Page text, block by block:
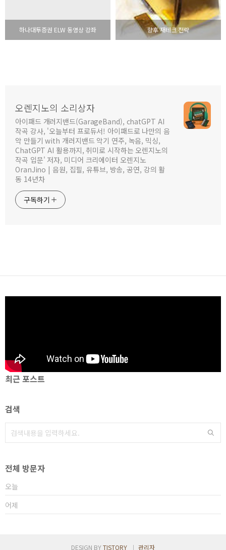
하나대투증권 ELW 동영상 강좌 향후 재테크 전략
오렌지노의 소리상자
아이패드 개러지밴드(GarageBand), chatGPT AI
작곡 강사, '오늘부터 프로듀서! 아이패드로 나만의 음
악 만들기 with 개러지밴드 악기 연주, 녹음, 믹싱,
ChatGPT AI 활용까지, 취미로 시작하는 오렌지노의
작곡 입문' 저자, 미디어 크리에이터 오렌지노
OranJino | 음원, 집필, 유튜브, 방송, 공연, 강의 활
동 14년차
구독하기
최근 포스트
검색
전체 방문자
오늘
어제
DESIGN BYTISTORY 관리자